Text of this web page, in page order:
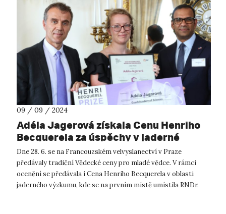
09 / 09 / 2024
Adéla Jagerová získala Cenu Henriho
Becquerela za úspěchy v jaderné
fyzice
Dne 28. 6. se na Francouzském velvyslanectví v Praze
předávaly tradiční Vědecké ceny pro mladé vědce. V rámci
ocenění se předávala i Cena Henriho Becquerela v oblasti
jaderného výzkumu, kde se na prvním místě umístila RNDr.